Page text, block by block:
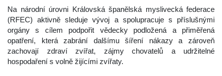
Na národní úrovni Královská španělská myslivecká federace
(RFEC) aktivně sleduje vývoj a spolupracuje s příslušnými
orgány s cílem podpořit vědecky podložená a přiměřená
opatření, která zabrání dalšímu šíření nákazy a zároveň
zachovají zdraví zvířat, zájmy chovatelů a udržitelné
hospodaření s volně žijícími zvířaty.